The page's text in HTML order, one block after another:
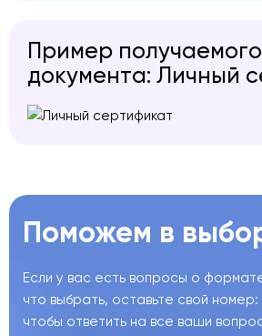
Пример получаемого
документа: Личный
Поможем в
Если у вас есть вопросы о
что выбрать, оставьте свой номер:
чтобы ответить на все ваши